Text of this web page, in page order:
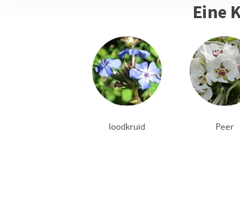
Eine
loodkruid Peer